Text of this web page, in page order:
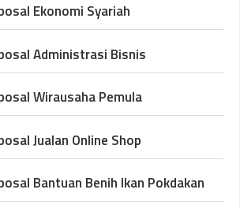
Ekonomi Syariah
Administrasi Bisnis
Wirausaha Pemula
Jualan Online Shop
Bantuan Benih Ikan Pokdakan